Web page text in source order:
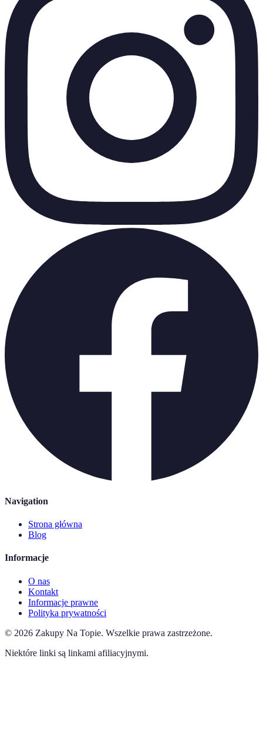
Navigation
Strona główna
Blog
Informacje
O nas
Kontakt
Informacje prawne
Polityka prywatności
© 2026 Zakupy Na Topie. Wszelkie prawa zastrzeżone.
Niektóre linki są linkami afiliacyjnymi.